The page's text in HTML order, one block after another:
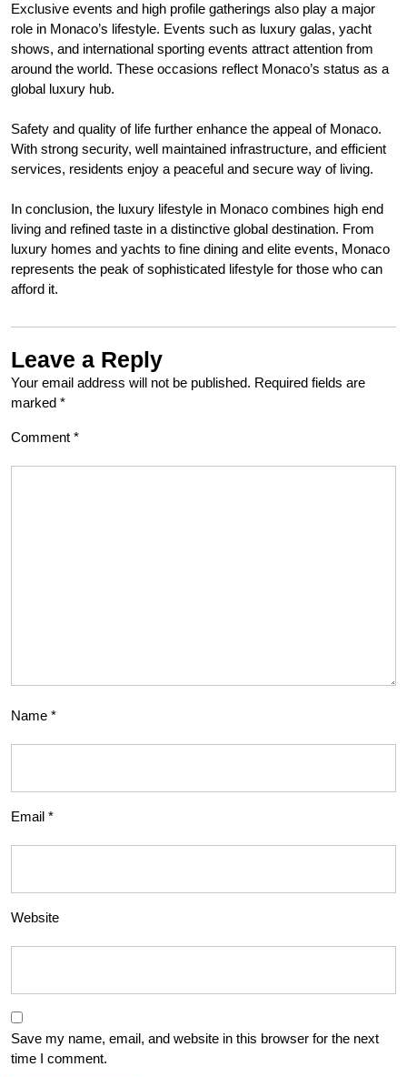
Exclusive events and high profile gatherings also play a major
role in Monaco’s lifestyle. Events such as luxury galas, yacht
shows, and international sporting events attract attention from
around the world. These occasions reflect Monaco’s status as a
global luxury hub.
Safety and quality of life further enhance the appeal of Monaco.
With strong security, well maintained infrastructure, and efficient
services, residents enjoy a peaceful and secure way of living.
In conclusion, the luxury lifestyle in Monaco combines high end
living and refined taste in a distinctive global destination. From
luxury homes and yachts to fine dining and elite events, Monaco
represents the peak of sophisticated lifestyle for those who can
afford it.
Leave a Reply
Your email address will not be published. Required fields are
marked *
Comment *
Name *
Email *
Website
Save my name, email, and website in this browser for the next
time I comment.